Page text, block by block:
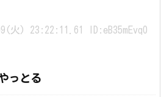
火) 23:22:11.61 ID:eB35mEvq0
っとる